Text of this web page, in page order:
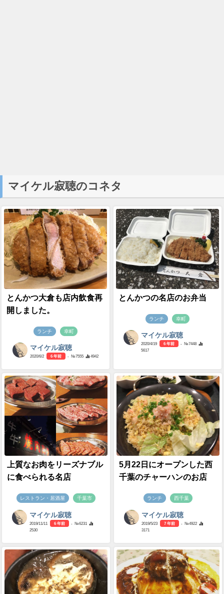
マイケル寂聴のコネタ
とんかつ大倉も店内飲食再
開しました。
ランチ 幸町
マイケル寂聴
2020/6/2 6 年前 - №7555 4942
とんかつの名店のお弁当
ランチ 幸町
マイケル寂聴
2020/4/19 6 年前
- №7448
5617
上質なお肉をリーズナブル
に食べられる名店
レストラン・居酒屋 千葉市
マイケル寂聴
2019/11/11 6 年前
- №6231
2530
5月22日にオープンした西
千葉のチャーハンのお店
ランチ 西千葉
マイケル寂聴
2019/5/23 7 年前
- №4922
3171